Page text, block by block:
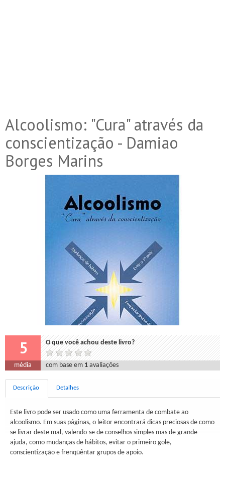
Alcoolismo: "Cura" através da
conscientização - Damiao
Borges Marins
5 O que você achou deste livro?
média com base em 1 avaliações
Descrição Detalhes
Este livro pode ser usado como uma ferramenta de combate ao
alcoolismo. Em suas páginas, o leitor encontrará dicas preciosas de como
se livrar deste mal, valendo-se de conselhos simples mas de grande
ajuda, como mudanças de hábitos, evitar o primeiro gole,
conscientização e frenqüêntar grupos de apoio.